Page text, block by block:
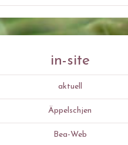
in-site
aktuell
Äppelschjen
Bea-Web